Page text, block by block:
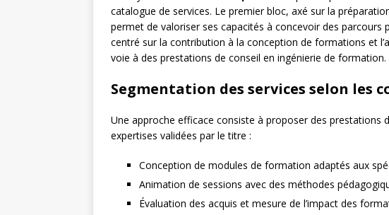
catalogue de services. Le premier bloc, axé sur la
permet de valoriser ses capacités à concevoir des parcours
centré sur la contribution à la conception de formations et
voie à des prestations de conseil en ingénierie de formation.
Segmentation des services selon les
Une approche efficace consiste à proposer des prestations
expertises validées par le titre :
Conception de modules de formation adaptés aux
Animation de sessions avec des méthodes
Évaluation des acquis et mesure de l’impact des